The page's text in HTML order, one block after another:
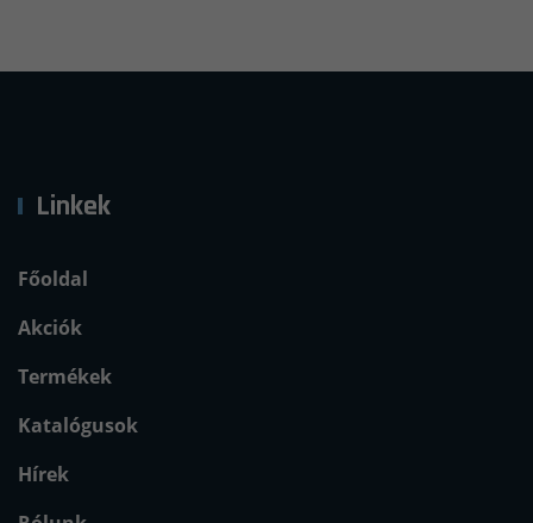
Linkek
Főoldal
Akciók
Termékek
Katalógusok
Hírek